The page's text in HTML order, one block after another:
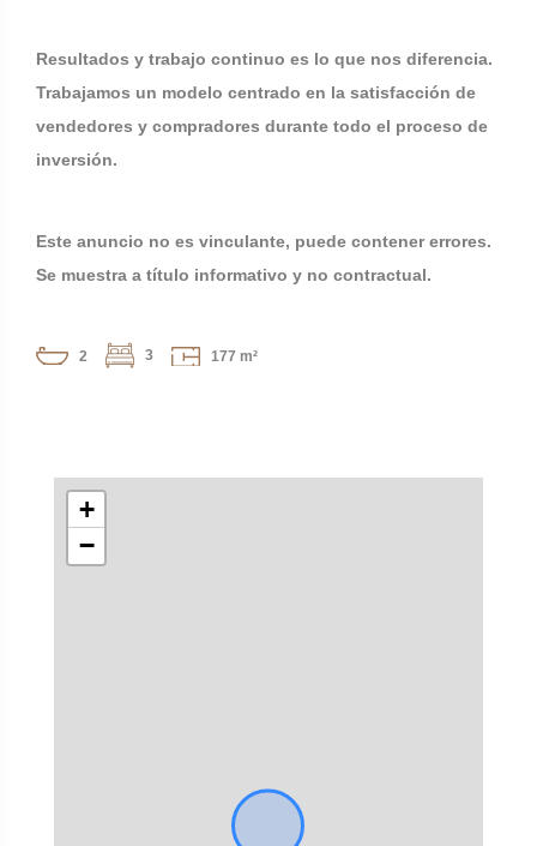
Resultados y trabajo continuo es lo que nos diferencia.
Trabajamos un modelo centrado en la satisfacción de
vendedores y compradores durante todo el proceso de
inversión.
Este anuncio no es vinculante, puede contener errores.
Se muestra a título informativo y no contractual.
2 3 177 m²
+
−